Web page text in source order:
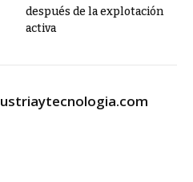
después de la explotación
activa